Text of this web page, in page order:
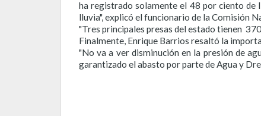
ha registrado solamente el 48 por ciento de
lluvia", explicó el funcionario de la Comisión
"Tres principales presas del estado tienen
Finalmente, Enrique Barrios resaltó la
"No va a ver disminución en la presión de
garantizado el abasto por parte de Agua y